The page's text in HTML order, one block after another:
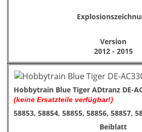
Version
2012 - 2015
Hobbytrain Blue Tiger ADtranz DE-
(keine Ersatzteile verfügbar!)
58853, 58854, 58855, 58856, 58857,
Beiblatt